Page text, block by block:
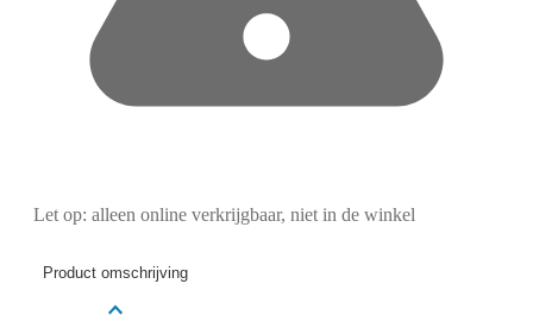
Let op: alleen online verkrijgbaar, niet in de winkel
Product omschrijving